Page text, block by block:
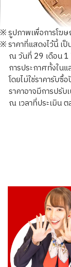
21K gold (K21)
1.6g
ราคารับซื้ออ้างอิง
※ รูปภาพเพื่อการโฆ
※ ราคาที่แสดงไว้นี้ เ
ณ วันที่ 29 เดือน 1
การประกาศทั้งใน
โดยไม่ใช่ราคารับซื้
ราคาอาจมีการปรั
ณ เวลาที่ประเมิน